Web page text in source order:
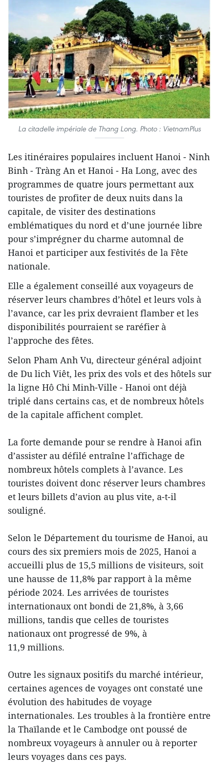
La citadelle impériale de Thang Long. Photo : VietnamPlus
Les itinéraires populaires incluent Hanoi - Ninh
Binh - Tràng An et Hanoi - Ha Long, avec des
programmes de quatre jours permettant aux
touristes de profiter de deux nuits dans la
capitale, de visiter des destinations
emblématiques du nord et d’une journée libre
pour s’imprégner du charme automnal de
Hanoi et participer aux festivités de la Fête
nationale.
Elle a également conseillé aux voyageurs de
réserver leurs chambres d’hôtel et leurs vols à
l’avance, car les prix devraient flamber et les
disponibilités pourraient se raréfier à
l’approche des fêtes.
Selon Pham Anh Vu, directeur général adjoint
de Du lich Viêt, les prix des vols et des hôtels sur
la ligne Hô Chi Minh-Ville - Hanoi ont déjà
triplé dans certains cas, et de nombreux hôtels
de la capitale affichent complet.
La forte demande pour se rendre à Hanoi afin
d’assister au défilé entraîne l’affichage de
nombreux hôtels complets à l’avance. Les
touristes doivent donc réserver leurs chambres
et leurs billets d’avion au plus vite, a-t-il
souligné.
Selon le Département du tourisme de Hanoi, au
cours des six premiers mois de 2025, Hanoi a
accueilli plus de 15,5 millions de visiteurs, soit
une hausse de 11,8% par rapport à la même
période 2024. Les arrivées de touristes
internationaux ont bondi de 21,8%, à 3,66
millions, tandis que celles de touristes
nationaux ont progressé de 9%, à
11,9 millions.
Outre les signaux positifs du marché intérieur,
certaines agences de voyages ont constaté une
évolution des habitudes de voyage
internationales. Les troubles à la frontière entre
la Thaïlande et le Cambodge ont poussé de
nombreux voyageurs à annuler ou à reporter
leurs voyages dans ces pays.